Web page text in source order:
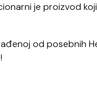
je proizvod
od posebnih